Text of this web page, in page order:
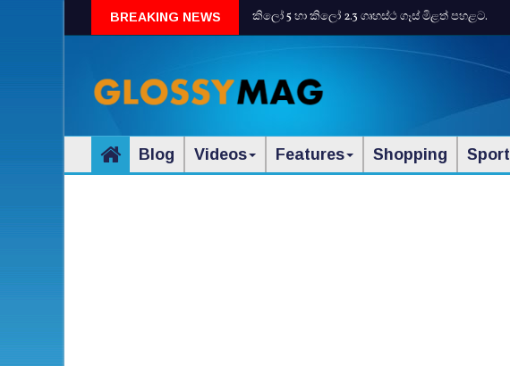
BREAKING NEWS කිලෝ 5 හා කිලෝ 2.3 ගෘහස්ථ ගෑස් මිළත් පහළට.
Blog Videos Features Shopping Sport